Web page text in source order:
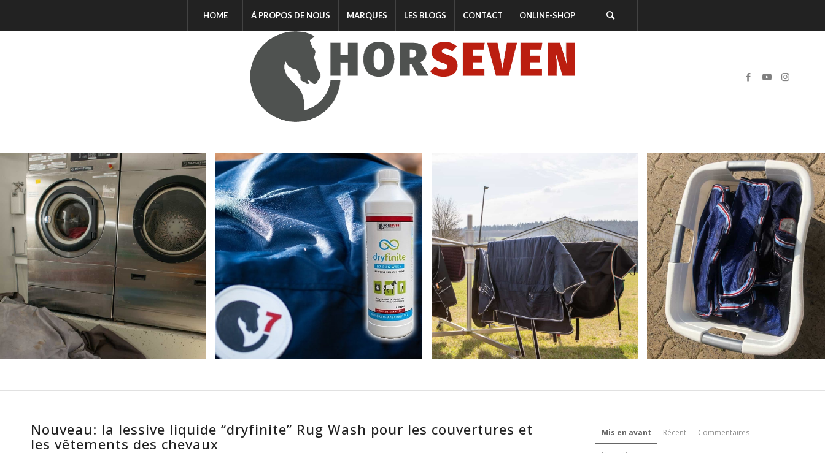
HOME Á PROPOS DE NOUS MARQUES LES BLOGS CONTACT ONLINE-SHOP
Nouveau: la lessive liquide “dryfinite” Rug Wash pour les couvertures et
les vêtements des chevaux
Mis en avant Récent Commentaires